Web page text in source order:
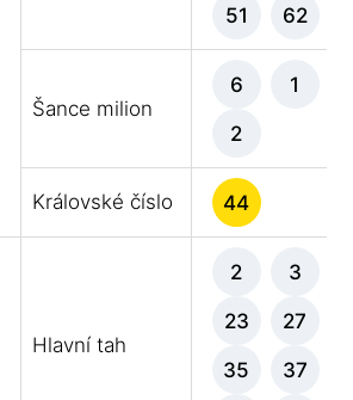
51 62
Šance milion
6 1
2
Královské číslo 44
Hlavní tah
2 3
23 27
35 37